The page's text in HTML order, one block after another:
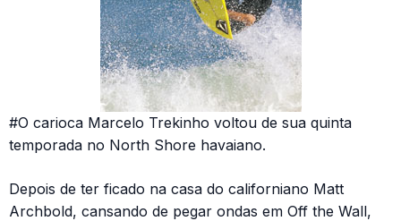
#O carioca Marcelo Trekinho voltou de sua quinta
temporada no North Shore havaiano.
Depois de ter ficado na casa do californiano Matt
Archbold, cansando de pegar ondas em Off the Wall,